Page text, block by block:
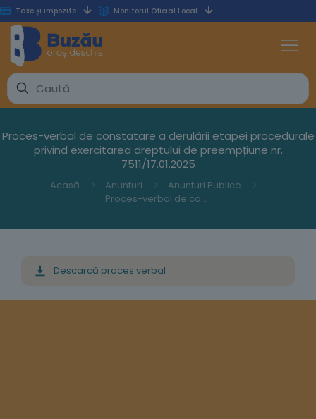
Taxe și impozite Monitorul Oficial Local
Proces-verbal de constatare a derulării etapei procedurale
privind exercitarea dreptului de preempțiune nr.
7511/17.01.2025
Acasă Anunturi
Anunturi Publice
Proces-verbal de constatare a derulării etapei procedurale privind exercitarea dreptului de preempțiune nr. 7511/17.01.2025
Descarcă proces verbal